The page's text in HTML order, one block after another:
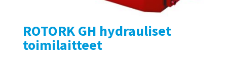
ROTORK GH hydrauliset
toimilaitteet